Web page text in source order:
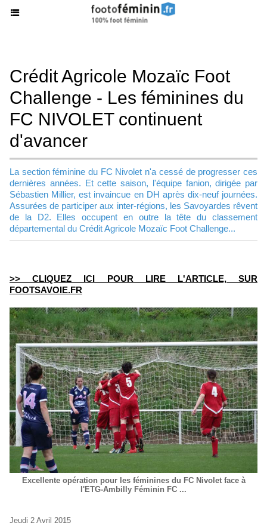
Crédit Agricole Mozaïc Foot
Challenge - Les féminines du
FC NIVOLET continuent
d'avancer
La section féminine du FC Nivolet n'a cessé de progresser ces
dernières années. Et cette saison, l'équipe fanion, dirigée par
Sébastien Millier, est invaincue en DH après dix-neuf journées.
Assurées de participer aux inter-régions, les Savoyardes rêvent
de la D2. Elles occupent en outre la tête du classement
départemental du Crédit Agricole Mozaïc Foot Challenge...
>> CLIQUEZ ICI POUR LIRE L'ARTICLE, SUR
FOOTSAVOIE.FR
Excellente opération pour les féminines du FC Nivolet face à
l'ETG-Ambilly Féminin FC ...
Jeudi 2 Avril 2015